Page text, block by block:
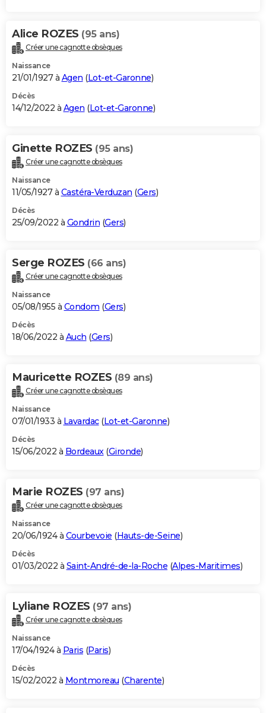
Alice ROZES (95 ans)
Créer une cagnotte obsèques
Naissance
21/01/1927 à Agen (Lot-et-Garonne)
Décès
14/12/2022 à Agen (Lot-et-Garonne)
Ginette ROZES (95 ans)
Créer une cagnotte obsèques
Naissance
11/05/1927 à Castéra-Verduzan (Gers)
Décès
25/09/2022 à Gondrin (Gers)
Serge ROZES (66 ans)
Créer une cagnotte obsèques
Naissance
05/08/1955 à Condom (Gers)
Décès
18/06/2022 à Auch (Gers)
Mauricette ROZES (89 ans)
Créer une cagnotte obsèques
Naissance
07/01/1933 à Lavardac(Lot-et-Garonne)
Décès
15/06/2022 à Bordeaux(Gironde)
Marie ROZES (97 ans)
Créer une cagnotte obsèques
Naissance
20/06/1924 à Courbevoie (Hauts-de-Seine)
Décès
01/03/2022 à Saint-André-de-la-Roche (Alpes-Maritimes)
Lyliane ROZES (97 ans)
Créer une cagnotte obsèques
Naissance
17/04/1924 à Paris (Paris)
Décès
15/02/2022 à Montmoreau (Charente)